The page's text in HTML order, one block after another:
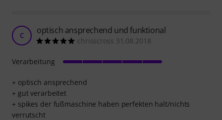
C optisch ansprechend und funktional
chrisscross 31.08.2018
+ optisch ansprechend
+ gut verarbeitet
+ spikes der fußmaschine haben perfekten halt/nichts
verrutscht
Verarbeitung